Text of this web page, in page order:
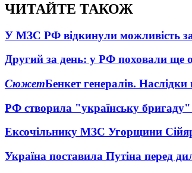
ЧИТАЙТЕ ТАКОЖ
У МЗС РФ відкинули можливість
Другий за день: у РФ поховали ще
СюжетБенкет генералів.
РФ створила "українську
Ексочільнику МЗС Угорщини
Україна поставила Путіна перед